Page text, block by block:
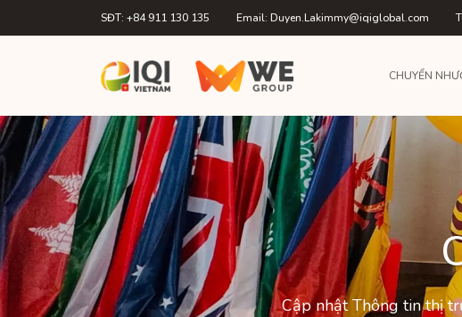
SĐT: +84 911 130 135 Email: Duyen.Lakimmy@iqiglobal.com
CHUYỂN
Cập nhật Thông tin thị